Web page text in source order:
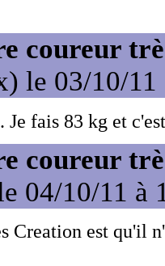
coureur
le 03/10/11
Je fais 83 kg et
coureur
04/10/11 à
Creation est qu'il